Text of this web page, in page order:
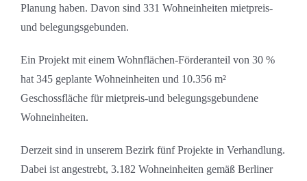
Planung haben. Davon sind 331 Wohneinheiten mietpreis-
und belegungsgebunden.
Ein Projekt mit einem Wohnflächen-Förderanteil von 30 %
hat 345 geplante Wohneinheiten und 10.356 m²
Geschossfläche für mietpreis-und belegungsgebundene
Wohneinheiten.
Derzeit sind in unserem Bezirk fünf Projekte in Verhandlung.
Dabei ist angestrebt, 3.182 Wohneinheiten gemäß Berliner